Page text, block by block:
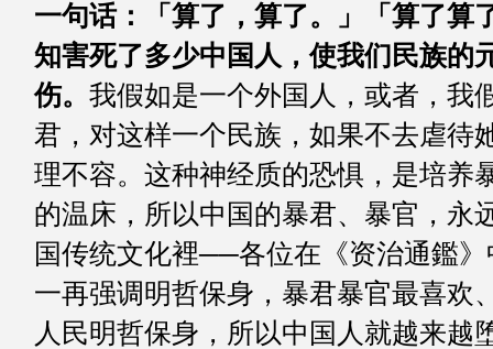
一句话：「算了，算了。」「算了算
知害死了多少中国人，使我们民族的
伤。 我假如是一个外国人，或者，我
君，对这样一个民族，如果不去虐待
理不容。这种神经质的恐惧，是培养
的温床，所以中国的暴君、暴官，永
国传统文化裡──各位在《资治通鑑
一再强调明哲保身，暴君暴官最喜欢
人民明哲保身，所以中国人就越来越